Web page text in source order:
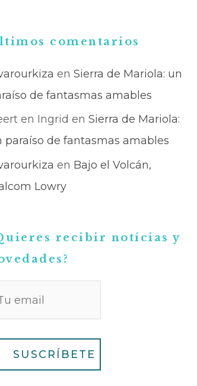
comentarios
en Sierra de Mariola: un
de fantasmas amables
en Ingrid en Sierra de Mariola:
paraíso de fantasmas amables
en Bajo el Volcán,
Lowry
recibir notícias y